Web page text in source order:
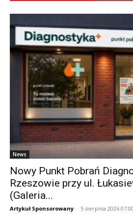
News
Nowy Punkt Pobrań
Rzeszowie przy ul.
(Galeria...
Artykuł Sponsorowany - 5 sierpnia 2026 07:00